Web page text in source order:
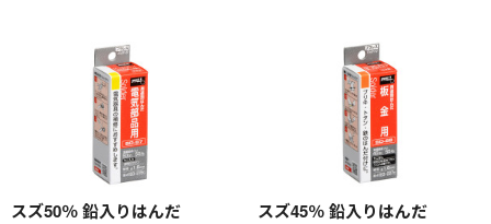
スズ50％ 鉛入りはんだ
スズ45％ 鉛入りはんだ